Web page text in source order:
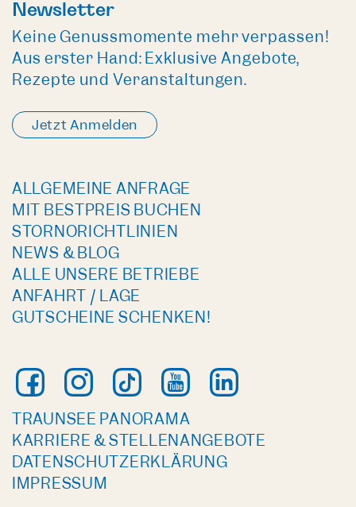
Newsletter
Keine Genussmomente mehr verpassen!
Aus erster Hand: Exklusive Angebote,
Rezepte und Veranstaltungen.
Jetzt Anmelden
ALLGEMEINE ANFRAGE
MIT BESTPREIS BUCHEN
STORNORICHTLINIEN
NEWS & BLOG
ALLE UNSERE BETRIEBE
ANFAHRT / LAGE
GUTSCHEINE SCHENKEN!
TRAUNSEE PANORAMA
KARRIERE & STELLENANGEBOTE
DATENSCHUTZERKLÄRUNG
IMPRESSUM